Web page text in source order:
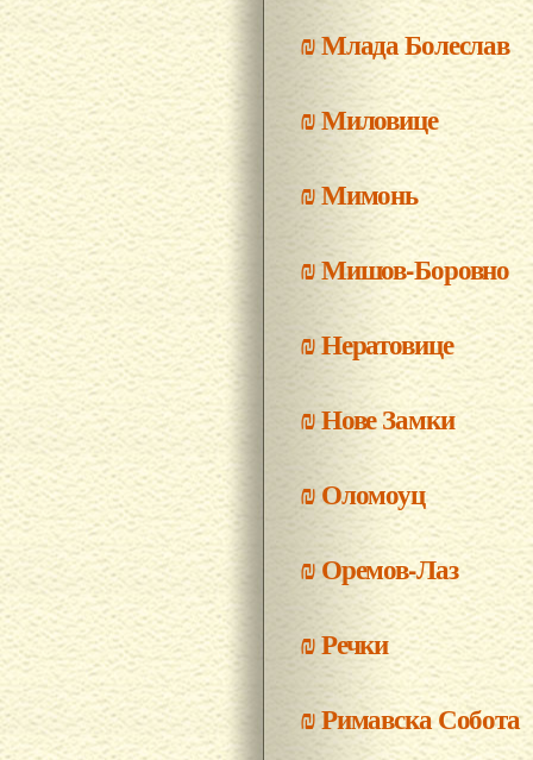
₪Млада Болеслав
₪Миловице
₪Мимонь
₪Мишов-Боровно
₪Нератовице
₪Нове Замки
₪Оломоуц
₪Оремов-Лаз
₪Речки
₪Римавска Собота